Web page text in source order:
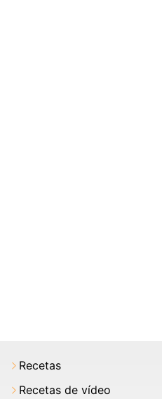
Recetas
Recetas de vídeo